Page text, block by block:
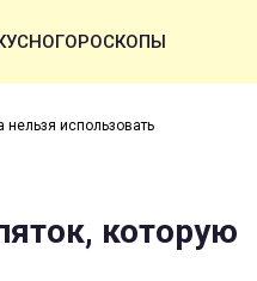
ГОРОСКОПЫ
нельзя использовать
которую